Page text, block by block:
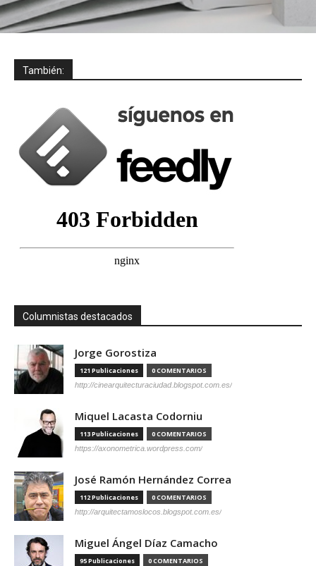
También:
Columnistas destacados
Jorge Gorostiza
121 Publicaciones 0 COMENTARIOS
http://cinearquitecturaciudad.blogspot.com.es/
Miquel Lacasta Codorniu
113 Publicaciones 0 COMENTARIOS
https://axonometrica.wordpress.com/
José Ramón Hernández Correa
112 Publicaciones 0 COMENTARIOS
http://arquitectamoslocos.blogspot.com.es/
Miguel Ángel Díaz Camacho
95 Publicaciones 0 COMENTARIOS